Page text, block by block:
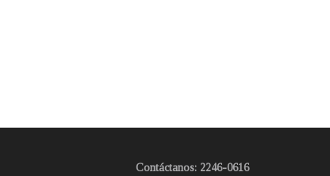
Contáctanos: 2246-0616